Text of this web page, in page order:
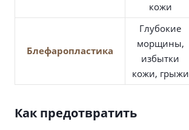
кожи
Блефаропластика
Глубокие
морщины,
избытки
кожи, грыжи
Как предотвратить